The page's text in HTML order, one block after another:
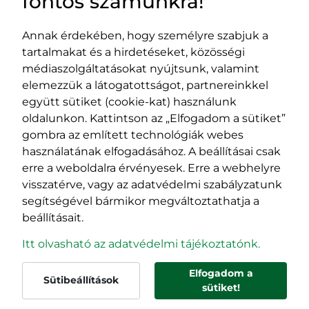
Impresszum
Adatvédelmi szabályzat
EPP program
400029 Kolozsvár,
Fürdő (Card. Iuliu Hossu) utca, 41.
szám
tel/fax:0723 250 321
email:office@rmdsz.ro
400489 Kolozsvár,
Majális utca, 60.
szám
tel/fax:0264 590 758
email:
office@rmdsz.ro
© rmdsz.ro 2026
Annak érdekében, hogy személyre szabjuk a
tartalmakat és a hirdetéseket, közösségi
médiaszolgáltatásokat nyújtsunk, valamint
elemezzük a látogatottságot, partnereinkkel
együtt sütiket (cookie-kat) használunk
oldalunkon. Kattintson az „Elfogadom a sütiket”
gombra az említett technológiák webes
használatának elfogadásához. A beállításai csak
erre a weboldalra érvényesek. Erre a webhelyre
visszatérve, vagy az adatvédelmi szabályzatunk
segítségével bármikor megváltoztathatja a
beállításait.
Itt olvasható az adatvédelmi tájékoztatónk.
Sütibeállítások
Elfogadom a
sütiket!